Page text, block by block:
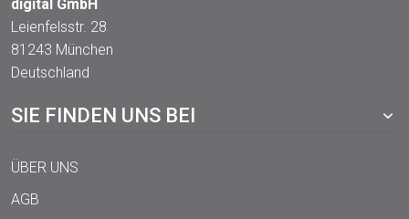
digital GmbH
Leienfelsstr. 28
81243 München
Deutschland
SIE FINDEN UNS BEI
ÜBER UNS
AGB